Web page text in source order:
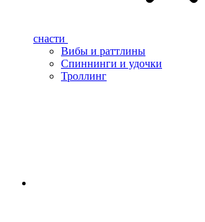
снасти
Вибы и раттлины
Спиннинги и удочки
Троллинг